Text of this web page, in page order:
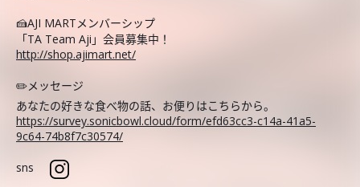
🍰AJI MARTメンバーシップ
「TA Team Aji」会員募集中！
http://shop.ajimart.net/
✏️メッセージ
あなたの好きな食べ物の話、お便りはこちらから。
https://survey.sonicbowl.cloud/form/efd63cc3-c14a-41a5-
9c64-74b8f7c30574/
sns